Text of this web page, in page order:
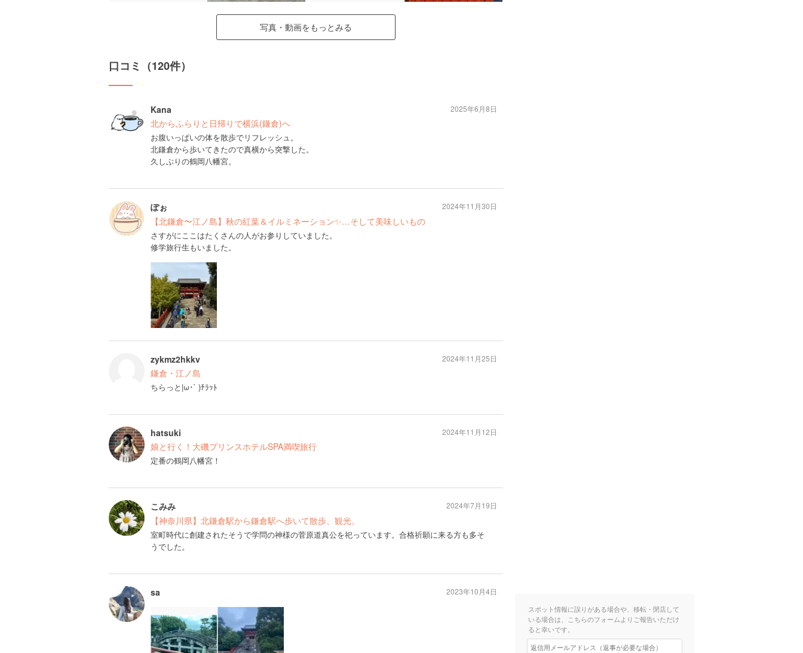
写真・動画をもっとみる
口コミ（120件）
Kana
北からふらりと日帰りで横浜(鎌倉)へ
お腹いっぱいの体を散歩でリフレッシュ。
北鎌倉から歩いてきたので真横から突撃した。
久しぶりの鶴岡八幡宮。
2025年6月8日
ぽぉ
【北鎌倉〜江ノ島】秋の紅葉＆イルミネーション✨…そして美味しいもの
さすがにここはたくさんの人がお参りしていました。
修学旅行生もいました。
2024年11月30日
zykmz2hkkv
鎌倉・江ノ島
ちらっと|ω･` )ﾁﾗｯﾄ
2024年11月25日
hatsuki
娘と行く！大磯プリンスホテルSPA満喫旅行
定番の鶴岡八幡宮！
2024年11月12日
こみみ
【神奈川県】北鎌倉駅から鎌倉駅へ歩いて散歩、観光。
室町時代に創建されたそうで学問の神様の菅原道真公を祀っています。合格祈願に来る方も多そ
うでした。
2024年7月19日
sa 2023年10月4日
スポット情報に誤りがある場合や、移転・閉店して
いる場合は、こちらのフォームよりご報告いただけ
ると幸いです。